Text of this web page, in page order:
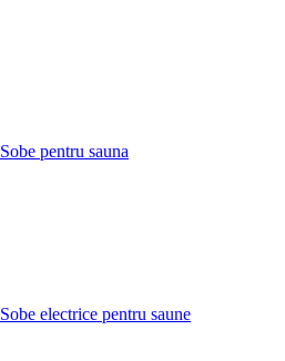
Sobe pentru sauna
Sobe electrice pentru saune